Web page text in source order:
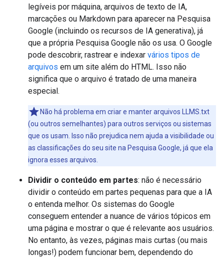
legíveis por máquina, arquivos de texto de IA,
marcações ou Markdown para aparecer na Pesquisa
Google (incluindo os recursos de IA generativa), já
que a própria Pesquisa Google não os usa. O Google
pode descobrir, rastrear e indexar vários tipos de
arquivos em um site além do HTML. Isso não
significa que o arquivo é tratado de uma maneira
especial.
Não há problema em criar e manter arquivos LLMS.txt
(ou outros semelhantes) para outros serviços ou sistemas
que os usam. Isso não prejudica nem ajuda a visibilidade ou
as classificações do seu site na Pesquisa Google, já que ela
ignora esses arquivos.
Dividir o conteúdo em partes: não é necessário
dividir o conteúdo em partes pequenas para que a IA
o entenda melhor. Os sistemas do Google
conseguem entender a nuance de vários tópicos em
uma página e mostrar o que é relevante aos usuários.
No entanto, às vezes, páginas mais curtas (ou mais
longas!) podem funcionar bem, dependendo do